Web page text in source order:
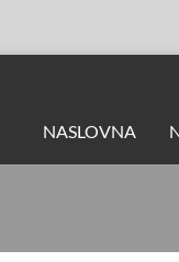
NASLOVNA